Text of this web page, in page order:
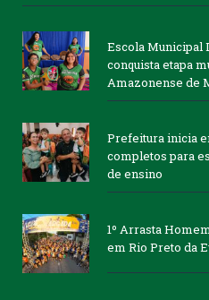
Escola Municipal
conquista etapa
Amazonense de
Prefeitura inicia
completos para
de ensino
1º Arrasta
em Rio Preto da